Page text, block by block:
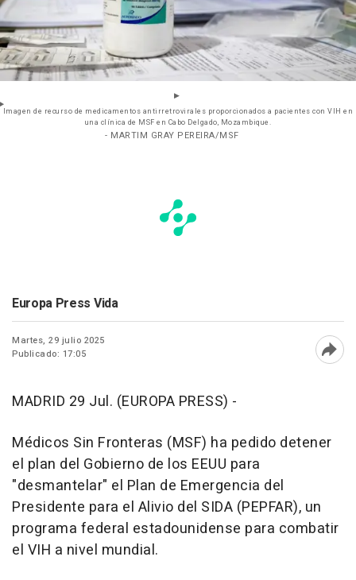
Imagen de recurso de medicamentos antirretrovirales proporcionados a pacientes con VIH en
una clínica de MSF en Cabo Delgado, Mozambique.
- MARTIM GRAY PEREIRA/MSF
Europa Press Vida
Martes, 29 julio 2025
Publicado: 17:05
MADRID 29 Jul. (EUROPA PRESS) -
Médicos Sin Fronteras (MSF) ha pedido detener
el plan del Gobierno de los EEUU para
"desmantelar" el Plan de Emergencia del
Presidente para el Alivio del SIDA (PEPFAR), un
programa federal estadounidense para combatir
el VIH a nivel mundial.